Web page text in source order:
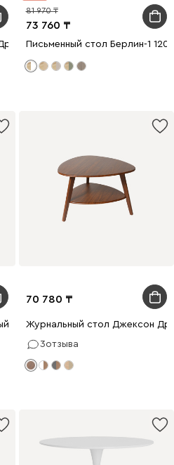
темный
73 760
81 970
Письменный стол Берлин-1
Натуральный
70 780
Журнальный стол Джексон
3отзыва